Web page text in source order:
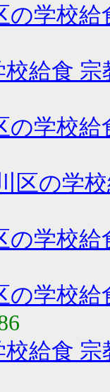
の学校
校給食
の学校
区の学
の学校
の学校
校給食